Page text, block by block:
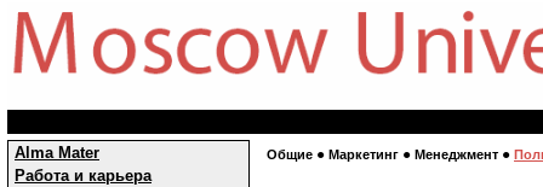
Alma Mater
Работа и карьера
Общие ● Маркетинг ● Менеджмент ●